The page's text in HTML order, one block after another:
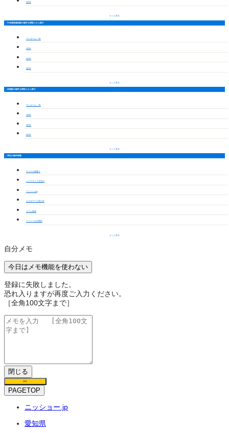
3LDK
もっと見る
中京競馬場前駅の物件を間取りから探す
ワンルーム・1K
1LDK
2LDK
3LDK
もっと見る
前後駅の物件を間取りから探す
ワンルーム・1K
1LDK
2LDK
3LDK
もっと見る
周辺の物件情報
ロイヤル徳重Ⅱ
パークサイド左京山
ウィンベルα
エスポワール滝の水
ラウム鳥澄
ファミール太鼓田
もっと見る
自分メモ
今日はメモ機能を使わない
登録に失敗しました。
恐れ入りますが再度ご入力ください。
［全角100文字まで］
閉じる
保存
PAGETOP
ニッショー.jp
愛知県